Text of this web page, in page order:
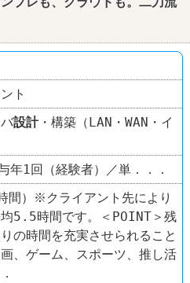
ト
設計・構築（LAN・WAN・イ
1回（経験者）／単．．．
間）※クライアント先により
5.5時間です。＜POINT＞残
の時間を充実させられること
、ゲーム、スポーツ、推し活